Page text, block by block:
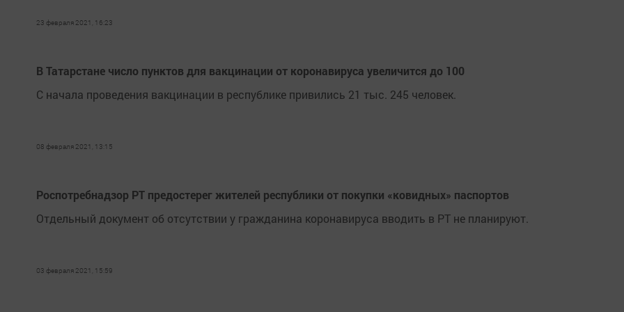
23 февраля 2021, 16:23
В Татарстане число пунктов для вакцинации от коронавируса увеличится до 100
С начала проведения вакцинации в республике привились 21 тыс. 245 человек.
08 февраля 2021, 13:15
Роспотребнадзор РТ предостерег жителей республики от покупки «ковидных» паспортов
Отдельный документ об отсутствии у гражданина коронавируса вводить в РТ не планируют.
03 февраля 2021, 15:59